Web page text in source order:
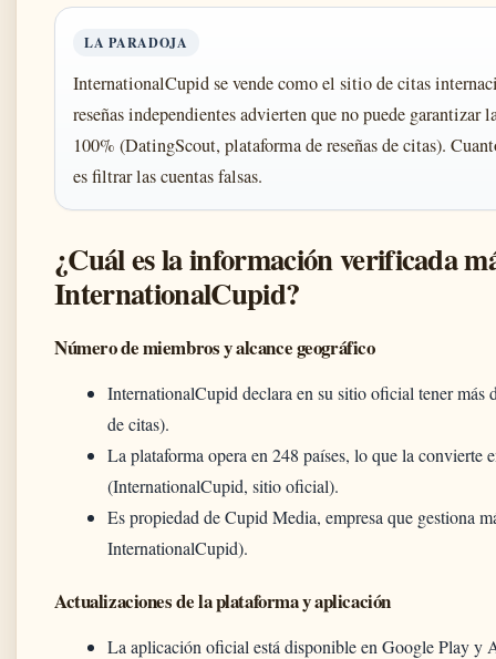
LA PARADOJA
InternationalCupid se vende como el sitio de citas
reseñas independientes advierten que no puede garantizar
100% (DatingScout, plataforma de reseñas de citas).
es filtrar las cuentas falsas.
¿Cuál es la información verificada
InternationalCupid?
Número de miembros y alcance geográfico
InternationalCupid declara en su sitio oficial tener
de citas).
La plataforma opera en 248 países, lo que la convierte
(InternationalCupid, sitio oficial).
Es propiedad de Cupid Media, empresa que gestiona
InternationalCupid).
Actualizaciones de la plataforma y aplicación
La aplicación oficial está disponible en Google Play y